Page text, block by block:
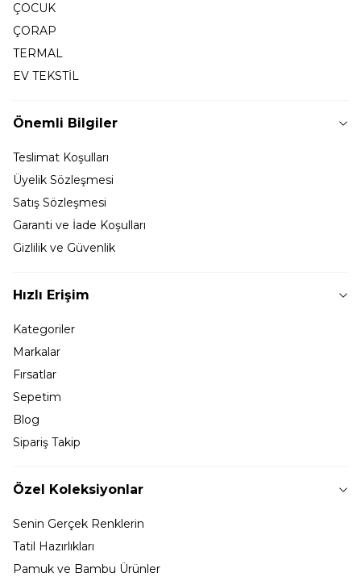
ÇOCUK
ÇORAP
TERMAL
EV TEKSTİL
Önemli Bilgiler
Teslimat Koşulları
Üyelik Sözleşmesi
Satış Sözleşmesi
Garanti ve İade Koşulları
Gizlilik ve Güvenlik
Hızlı Erişim
Kategoriler
Markalar
Fırsatlar
Sepetim
Blog
Sipariş Takip
Özel Koleksiyonlar
Senin Gerçek Renklerin
Tatil Hazırlıkları
Pamuk ve Bambu Ürünler